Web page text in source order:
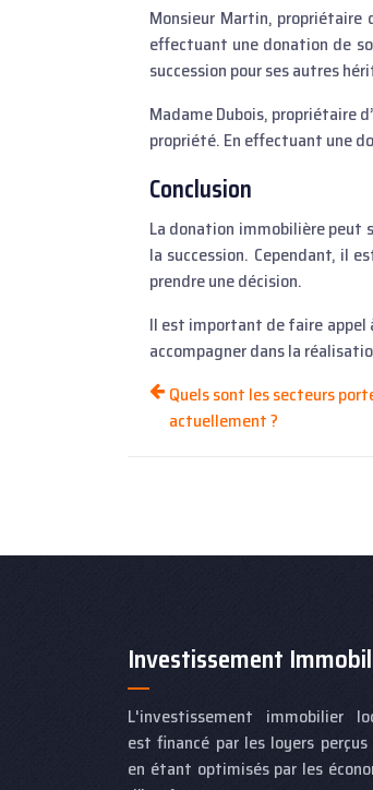
Monsieur Martin,
effectuant une donation de
succession pour ses autres
Madame Dubois, propriétaire
propriété. En effectuant une
Conclusion
La donation immobilière peut
la succession. Cependant, il
prendre une décision.
Il est important de faire appel
accompagner dans la
Quels sont les secteurs
actuellement ?
Investissement
L'investissement immobilier
est financé par les loyers
en étant optimisés par les